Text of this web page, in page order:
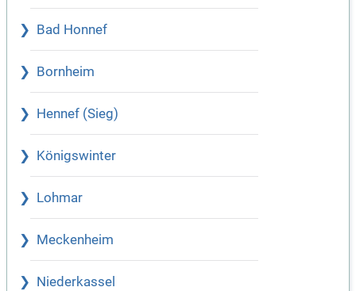
Bad Honnef
Bornheim
Hennef (Sieg)
Königswinter
Lohmar
Meckenheim
Niederkassel